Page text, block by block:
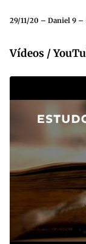
29/11/20 – Daniel 9 –
Vídeos /